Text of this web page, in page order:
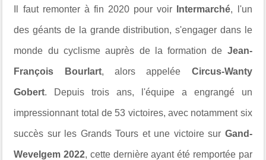
Il faut remonter à fin 2020 pour voir Intermarché, l'un
des géants de la grande distribution, s'engager dans le
monde du cyclisme auprès de la formation de Jean-
François Bourlart, alors appelée Circus-Wanty
Gobert. Depuis trois ans, l'équipe a engrangé un
impressionnant total de 53 victoires, avec notamment six
succès sur les Grands Tours et une victoire sur Gand-
Wevelgem 2022, cette dernière ayant été remportée par